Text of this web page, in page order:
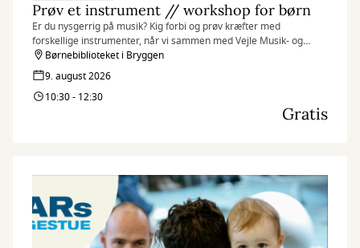
Prøv et instrument // workshop for børn
Er du nysgerrig på musik? Kig forbi og prøv kræfter med
forskellige instrumenter, når vi sammen med Vejle Musik- og
Kulturskole inviterer til et par sjove og inspirerende musikalske
timer på Børnebiblioteket i Bryggen
Børnebiblioteket i Bryggen
9. august 2026
10:30 - 12:30
Gratis